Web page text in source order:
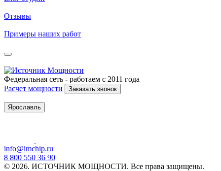
Отзывы
Примеры наших работ
Федеральная сеть - работаем с 2011 года
Расчет мощности
Заказать звонок
Ярославль
info@imchip.ru
8 800 550 36 90
© 2026. ИСТОЧНИК МОЩНОСТИ. Все права защищены.